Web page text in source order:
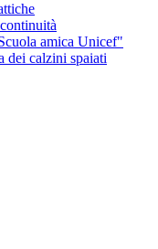
amica Unicef"
dei calzini spaiati